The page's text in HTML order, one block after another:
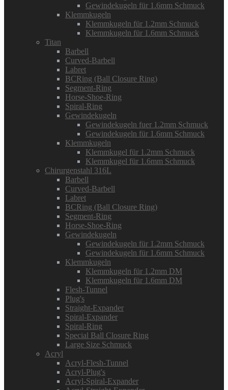
Gewindekugeln für 1.6mm Schmuck
Klemmkugeln
Klemmkugeln für 1.2mm Schmuck
Klemmkugeln für 1.6mm Schmuck
Titan
Barbell
Curved-Barbell
Labret
BCRing (Ball Closure Ring)
Segment-Ring
Horse-Shoe-Ring
Spiral-Ring
Gewindekugeln
Gewindekugeln fuer 1.2mm Schmuck
Gewindekugeln für 1.6mm Schmuck
Klemmkugeln
Klemmkugel für 1.2mm Schmuck
Klemmkugel für 1.6mm Schmuck
Chirurgenstahl 316L
Barbell
Curved-Barbell
Labret
BCRing (Ball Closure Ring)
Segment-Ring
Horse-Shoe-Ring
Gewindekugeln
Gewindekugeln für 1.2mm Schmuck
Gewindekugeln für 1.6mm Schmuck
Klemmkugeln
Klemmkugeln für 1.2mm DM
Klemmkugeln für 1.6mm DM
Flesh-Tunnel
Plug's
Straight-Expander
Spiral-Expander
Spiral-Ring
Special Ball Closure Ring
Large Size Schmuck
Acryl
Acryl-Flesh-Tunnel
Acryl-Plug's
Acryl-Spiral-Expander